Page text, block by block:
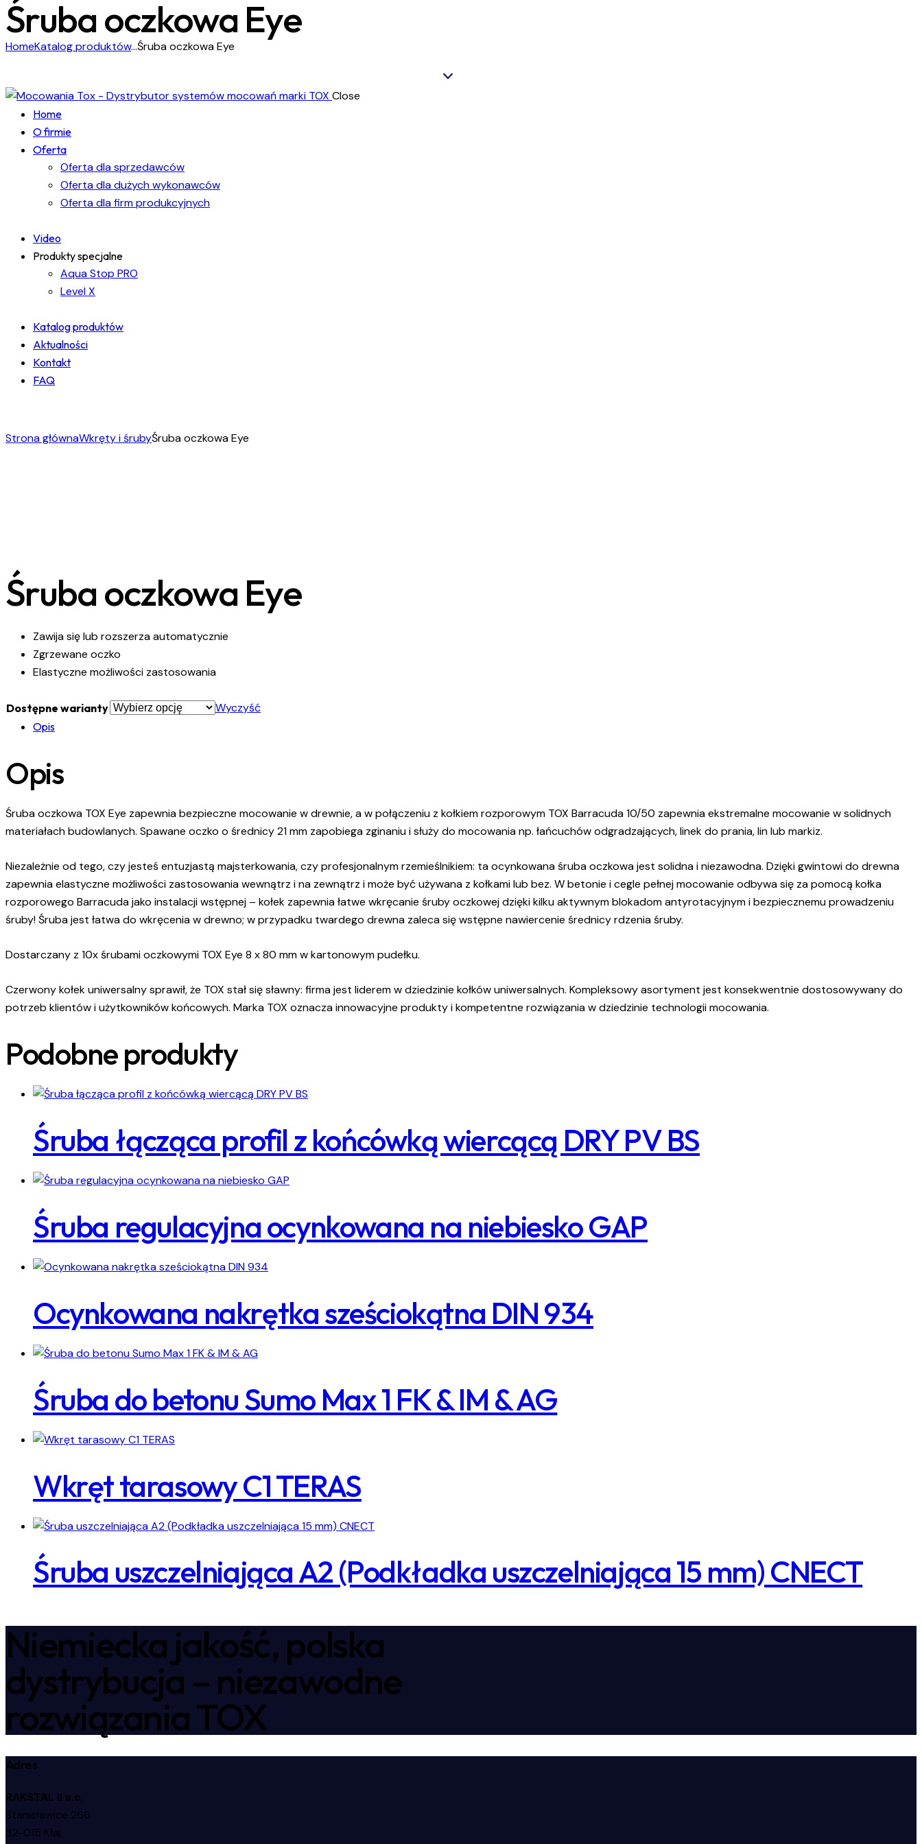
Śruba oczkowa Eye
HomeKatalog produktów...Śruba oczkowa Eye
Close
Home
O firmie
Oferta
Oferta dla sprzedawców
Oferta dla dużych wykonawców
Oferta dla firm produkcyjnych
Video
Produkty specjalne
Aqua Stop PRO
Level X
Katalog produktów
Aktualności
Kontakt
FAQ
1
Strona głównaWkręty i śrubyŚruba oczkowa Eye
Śruba oczkowa Eye
Zawija się lub rozszerza automatycznie
Zgrzewane oczko
Elastyczne możliwości zastosowania
Dostępne warianty Wyczyść
Opis
Opis
Śruba oczkowa TOX Eye zapewnia bezpieczne mocowanie w drewnie, a w połączeniu z kołkiem rozporowym TOX Barracuda 10/50 zapewnia ekstremalne mocowanie w solidnych
materiałach budowlanych. Spawane oczko o średnicy 21 mm zapobiega zginaniu i służy do mocowania np. łańcuchów odgradzających, linek do prania, lin lub markiz.
Niezależnie od tego, czy jesteś entuzjastą majsterkowania, czy profesjonalnym rzemieślnikiem: ta ocynkowana śruba oczkowa jest solidna i niezawodna. Dzięki gwintowi do drewna
zapewnia elastyczne możliwości zastosowania wewnątrz i na zewnątrz i może być używana z kołkami lub bez. W betonie i cegle pełnej mocowanie odbywa się za pomocą kołka
rozporowego Barracuda jako instalacji wstępnej – kołek zapewnia łatwe wkręcanie śruby oczkowej dzięki kilku aktywnym blokadom antyrotacyjnym i bezpiecznemu prowadzeniu
śruby! Śruba jest łatwa do wkręcenia w drewno; w przypadku twardego drewna zaleca się wstępne nawiercenie średnicy rdzenia śruby.
Dostarczany z 10x śrubami oczkowymi TOX Eye 8 x 80 mm w kartonowym pudełku.
Czerwony kołek uniwersalny sprawił, że TOX stał się sławny: firma jest liderem w dziedzinie kołków uniwersalnych. Kompleksowy asortyment jest konsekwentnie dostosowywany do
potrzeb klientów i użytkowników końcowych. Marka TOX oznacza innowacyjne produkty i kompetentne rozwiązania w dziedzinie technologii mocowania.
Podobne produkty
Śruba łącząca profil z końcówką wiercącą DRY PV BS
Śruba regulacyjna ocynkowana na niebiesko GAP
Ocynkowana nakrętka sześciokątna DIN 934
Śruba do betonu Sumo Max 1 FK & IM & AG
Wkręt tarasowy C1 TERAS
Śruba uszczelniająca A2 (Podkładka uszczelniająca 15 mm) CNECT
Niemiecka jakość, polska
dystrybucja – niezawodne
rozwiązania TOX
Adres
RAKSTAL II s.c.
Stanisławice 266
32-015 Kłaj